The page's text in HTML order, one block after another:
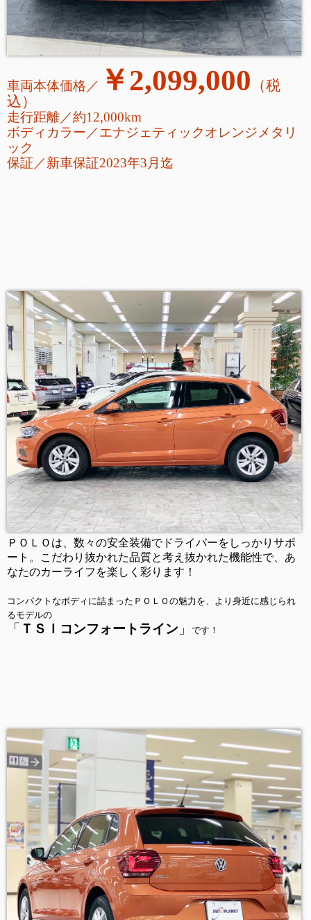
車両本体価格／ ￥2,099,000 （税
込）
走行距離／約12,000km
ボディカラー／エナジェティックオレンジメタリ
ック
保証／新車保証2023年3月迄
ＰＯＬＯは、数々の安全装備でドライバーをしっかりサポ
ート。こだわり抜かれた品質と考え抜かれた機能性で、あ
なたのカーライフを楽しく彩ります！
コンパクトなボディに詰まったＰＯＬＯの魅力を、より身近に感じられ
るモデルの
「 ＴＳＩコンフォートライン 」 です！